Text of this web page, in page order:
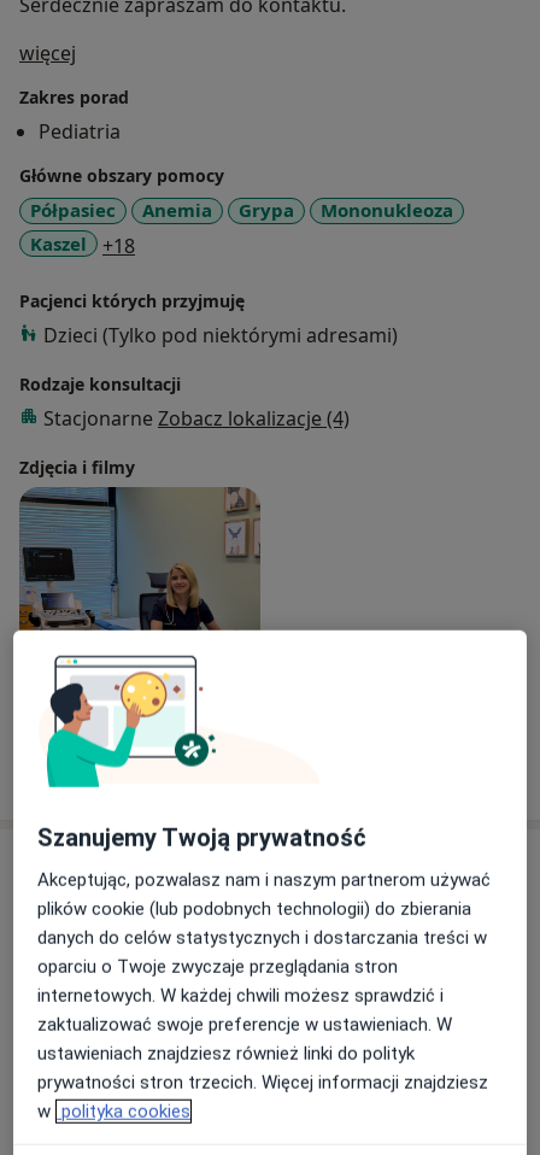
Serdecznie zapraszam do kontaktu.
więcej
Zakres porad
Pediatria
Główne obszary pomocy
Półpasiec Anemia Grypa
Mononukleoza
Kaszel
+18a11y_sr_more_diseases
Pacjenci których przyjmuję
Dzieci (Tylko pod niektórymi adresami)
Rodzaje konsultacji
Stacjonarne Zobacz lokalizacje (4)
Zdjęcia i filmy
Zobacz galerię (1)
Renata Karwowska
Białej Floty 2 GABINET GUSTAV, 02-654 Warszawa
Proszę o zwrócenie uwagi na nową lokalizację
gabinetu - Ul. Białej Floty 2 lok.usługowy 2
(Osiedle Marina Mokotów 2, GABINET GUSTAV)
06/01/2025
Szanujemy Twoją prywatność
Akceptując, pozwalasz nam i naszym partnerom używać
plików cookie (lub podobnych technologii) do zbierania
danych do celów statystycznych i dostarczania treści w
oparciu o Twoje zwyczaje przeglądania stron
internetowych. W każdej chwili możesz sprawdzić i
zaktualizować swoje preferencje w ustawieniach. W
ustawieniach znajdziesz również linki do polityk
prywatności stron trzecich. Więcej informacji znajdziesz
w polityka cookies